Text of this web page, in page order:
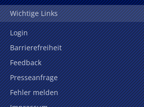
Wichtige Links
Login
Barrierefreiheit
Feedback
Presseanfrage
Fehler melden